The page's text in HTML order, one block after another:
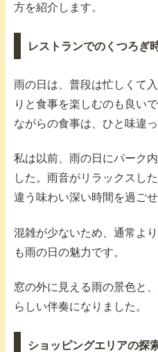
方を紹介します。
レストランでのくつろぎ
雨の日は、普段は忙しくて
りと食事を楽しむのも良い
ながらの食事は、ひと味違っ
私は以前、雨の日にパーク
した。雨音がリラックスし
違う味わい深い時間を過ごせ
混雑が少ないため、通常よ
も雨の日の魅力です。
窓の外に見える雨の景色と
らしい伴奏になりました。
ショッピングエリアの探